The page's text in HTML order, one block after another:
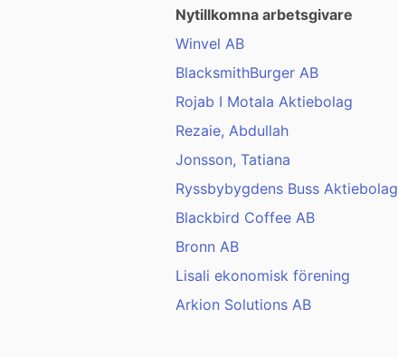
Nytillkomna arbetsgivare
Winvel AB
BlacksmithBurger AB
Rojab I Motala Aktiebolag
Rezaie, Abdullah
Jonsson, Tatiana
Ryssbybygdens Buss Aktiebolag
Blackbird Coffee AB
Bronn AB
Lisali ekonomisk förening
Arkion Solutions AB